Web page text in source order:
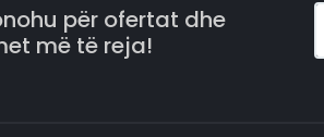
për ofertat dhe
më të reja!